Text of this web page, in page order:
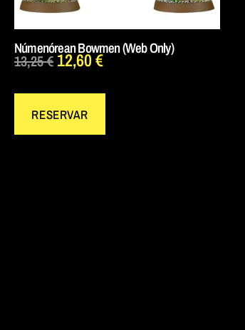
Númenórean Bowmen (Web Only)
13,25€ 12,60€
RESERVAR